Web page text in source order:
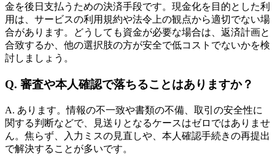
金を後日支払うための決済手段です。現金化を目的とした利
用は、サービスの利用規約や法令上の観点から適切でない場
合があります。どうしても資金が必要な場合は、返済計画と
合致するか、他の選択肢の方が安全で低コストでないかを検
討しましょう。
Q. 審査や本人確認で落ちることはありますか？
A. あります。情報の不一致や書類の不備、取引の安全性に
関する判断などで、見送りとなるケースはゼロではありませ
ん。焦らず、入力ミスの見直しや、本人確認手続きの再提出
で解決することが多いです。